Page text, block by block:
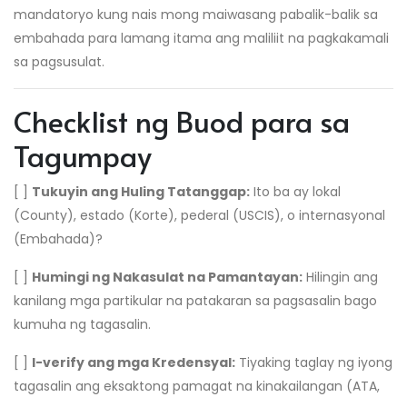
mandatoryo kung nais mong maiwasang pabalik-balik sa
embahada para lamang itama ang maliliit na pagkakamali
sa pagsusulat.
Checklist ng Buod para sa
Tagumpay
[ ] Tukuyin ang Huling Tatanggap: Ito ba ay lokal
(County), estado (Korte), pederal (USCIS), o internasyonal
(Embahada)?
[ ] Humingi ng Nakasulat na Pamantayan: Hilingin ang
kanilang mga partikular na patakaran sa pagsasalin bago
kumuha ng tagasalin.
[ ] I-verify ang mga Kredensyal: Tiyaking taglay ng iyong
tagasalin ang eksaktong pamagat na kinakailangan (ATA,